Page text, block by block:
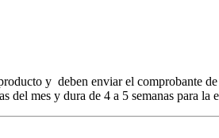
y deben enviar el comprobante
mes y dura de 4 a 5 semanas para la